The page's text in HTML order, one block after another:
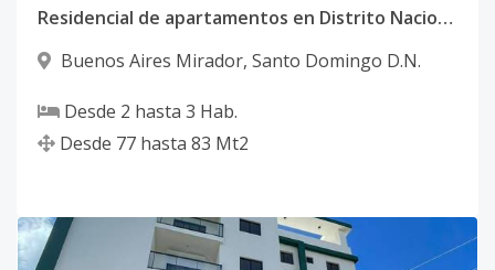
Residencial de apartamentos en Distrito Nacional
Buenos Aires Mirador, Santo Domingo D.N.
Desde 2 hasta 3 Hab.
Desde 77 hasta 83 Mt2